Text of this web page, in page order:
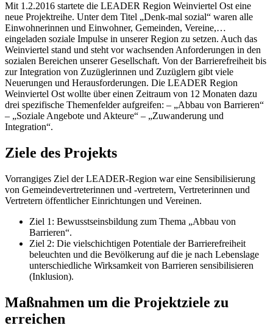
Mit 1.2.2016 startete die LEADER Region Weinviertel Ost eine
neue Projektreihe. Unter dem Titel „Denk-mal sozial“ waren alle
Einwohnerinnen und Einwohner, Gemeinden, Vereine,…
eingeladen soziale Impulse in unserer Region zu setzen. Auch das
Weinviertel stand und steht vor wachsenden Anforderungen in den
sozialen Bereichen unserer Gesellschaft. Von der Barrierefreiheit bis
zur Integration von Zuzüglerinnen und Zuzüglern gibt viele
Neuerungen und Herausforderungen. Die LEADER Region
Weinviertel Ost wollte über einen Zeitraum von 12 Monaten dazu
drei spezifische Themenfelder aufgreifen: – „Abbau von Barrieren“
– „Soziale Angebote und Akteure“ – „Zuwanderung und
Integration“.
Ziele des Projekts
Vorrangiges Ziel der LEADER-Region war eine Sensibilisierung
von Gemeindevertreterinnen und -vertretern, Vertreterinnen und
Vertretern öffentlicher Einrichtungen und Vereinen.
Ziel 1: Bewusstseinsbildung zum Thema „Abbau von
Barrieren“.
Ziel 2: Die vielschichtigen Potentiale der Barrierefreiheit
beleuchten und die Bevölkerung auf die je nach Lebenslage
unterschiedliche Wirksamkeit von Barrieren sensibilisieren
(Inklusion).
Maßnahmen um die Projektziele zu
erreichen